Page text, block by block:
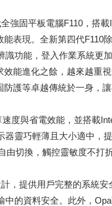
強固平板電腦F110，
表現。全新第四代F110
功能，登入作業系統更加
能進化之餘，越來越重
護等卓越傳統於一身，
與省電效能，並搭載
靈巧輕薄且大小適中
切換，觸控靈敏度不打
，提供用戶完整的系統
的資料安全。此外，